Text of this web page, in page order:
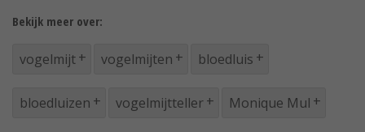
Bekijk meer over:
vogelmijt vogelmijten bloedluis
bloedluizen vogelmijtteller Monique Mul